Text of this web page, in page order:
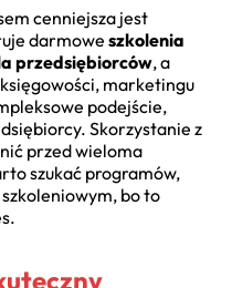
cenniejsza jest
darmowe szkolenia
przedsiębiorców, a
marketingu
podejście,
Skorzystanie z
przed wieloma
szukać programów,
bo to